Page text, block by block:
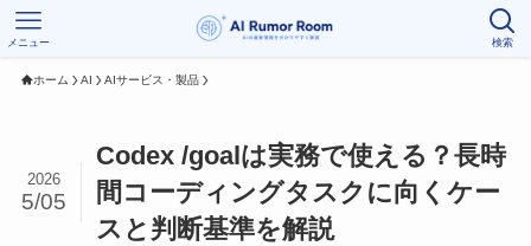
検索
メニュー
ホーム AI AIサービス・製品
Codex /goalは実務で使える？長時
間コーディングタスクに向くケー
スと判断基準を解説
2026
5/05